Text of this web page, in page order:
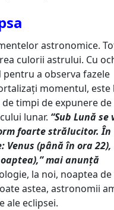
astronomice.
culorii astrului. Cu
pentru a observa fazele
momentul, este
timpi de expunere de
lunar. “Sub Lună se
foarte strălucitor. În
(până în ora 22),
mai anunță
la noi, noaptea
astea, astronomii
ale eclipsei.